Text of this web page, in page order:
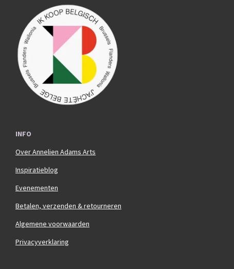
b
o
o
k
s
t
a
g
INFO
Over Annelien Adams Arts
Inspiratieblog
Evenementen
Betalen, verzenden & retourneren
Algemene voorwaarden
Privacyverklaring